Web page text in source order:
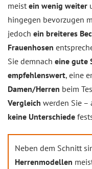
meist ein wenig weiter
hingegen bevorzugen
jedoch ein breiteres
Frauenhosen
Sie demnach eine gute
empfehlenswert, eine
Damen/Herren beim
Vergleich werden Sie –
keine Unterschiede
Neben dem Schnitt
Herrenmodellen